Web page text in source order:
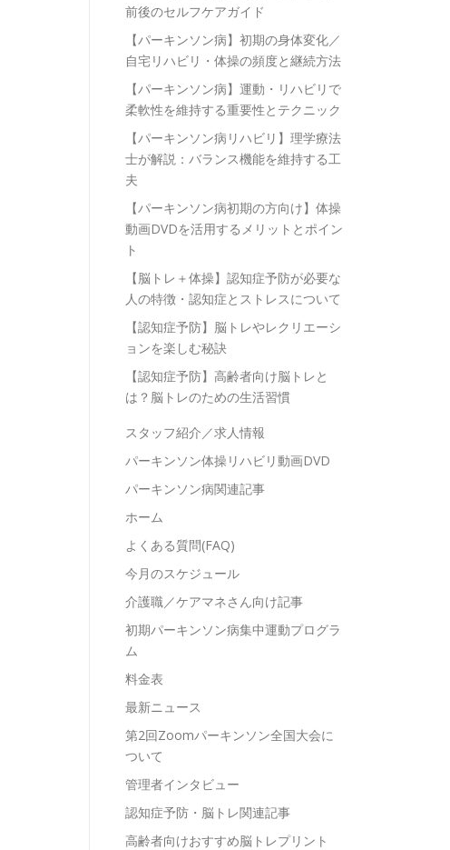
前後のセルフケアガイド
【パーキンソン病】初期の身体変化／
自宅リハビリ・体操の頻度と継続方法
【パーキンソン病】運動・リハビリで
柔軟性を維持する重要性とテクニック
【パーキンソン病リハビリ】理学療法
士が解説：バランス機能を維持する工
夫
【パーキンソン病初期の方向け】体操
動画DVDを活用するメリットとポイン
ト
【脳トレ＋体操】認知症予防が必要な
人の特徴・認知症とストレスについて
【認知症予防】脳トレやレクリエーシ
ョンを楽しむ秘訣
【認知症予防】高齢者向け脳トレと
は？脳トレのための生活習慣
スタッフ紹介／求人情報
パーキンソン体操リハビリ動画DVD
パーキンソン病関連記事
ホーム
よくある質問(FAQ)
今月のスケジュール
介護職／ケアマネさん向け記事
初期パーキンソン病集中運動プログラ
ム
料金表
最新ニュース
第2回Zoomパーキンソン全国大会に
ついて
管理者インタビュー
認知症予防・脳トレ関連記事
高齢者向けおすすめ脳トレプリント